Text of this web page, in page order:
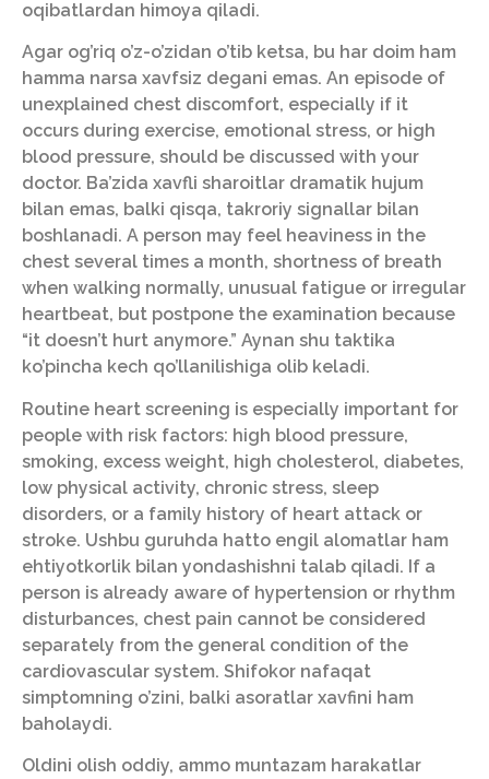
oqibatlardan himoya qiladi.
Agar og’riq o’z-o’zidan o’tib ketsa, bu har doim ham
hamma narsa xavfsiz degani emas. An episode of
unexplained chest discomfort, especially if it
occurs during exercise, emotional stress, or high
blood pressure, should be discussed with your
doctor. Ba’zida xavfli sharoitlar dramatik hujum
bilan emas, balki qisqa, takroriy signallar bilan
boshlanadi. A person may feel heaviness in the
chest several times a month, shortness of breath
when walking normally, unusual fatigue or irregular
heartbeat, but postpone the examination because
“it doesn’t hurt anymore.” Aynan shu taktika
ko’pincha kech qo’llanilishiga olib keladi.
Routine heart screening is especially important for
people with risk factors: high blood pressure,
smoking, excess weight, high cholesterol, diabetes,
low physical activity, chronic stress, sleep
disorders, or a family history of heart attack or
stroke. Ushbu guruhda hatto engil alomatlar ham
ehtiyotkorlik bilan yondashishni talab qiladi. If a
person is already aware of hypertension or rhythm
disturbances, chest pain cannot be considered
separately from the general condition of the
cardiovascular system. Shifokor nafaqat
simptomning o’zini, balki asoratlar xavfini ham
baholaydi.
Oldini olish oddiy, ammo muntazam harakatlar